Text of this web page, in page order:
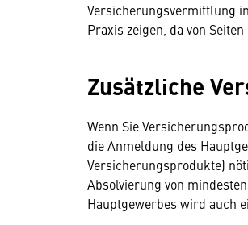
Versicherungsvermittlung
Praxis zeigen, da von
Zusätzliche
Wenn Sie
die Anmeldung des
Versicherungsprodukte)
Absolvierung von
Hauptgewerbes wird auch